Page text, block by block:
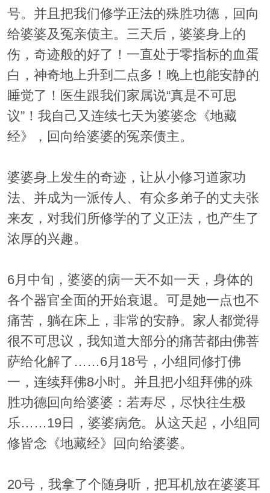
号。并且把我们修学正法的殊胜功德，回向
给婆婆及冤亲债主。三天后，婆婆身上的
伤，奇迹般的好了！一直处于零指标的血蛋
白，神奇地上升到二点多！晚上也能安静的
睡觉了！医生跟我们家属说“真是不可思
议”！我自己又连续七天为婆婆念《地藏
经》，回向给婆婆的冤亲债主。
婆婆身上发生的奇迹，让从小修习道家功
法、并成为一派传人、有众多弟子的丈夫张
来友，对我们所修学的了义正法，也产生了
浓厚的兴趣。
6月中旬，婆婆的病一天不如一天，身体的
各个器官全面的开始衰退。可是她一点也不
痛苦，躺在床上，非常的安静。家人都觉得
很不可思议，我知道大部分的痛苦都由佛菩
萨给化解了……6月18号，小组同修打佛
一，连续拜佛8小时。并且把小组拜佛的殊
胜功德回向给婆婆：若寿尽，尽快往生极
乐……19日，婆婆病危。从这天起，小组同
修皆念《地藏经》回向给婆婆。
20号，我拿了个随身听，把耳机放在婆婆耳